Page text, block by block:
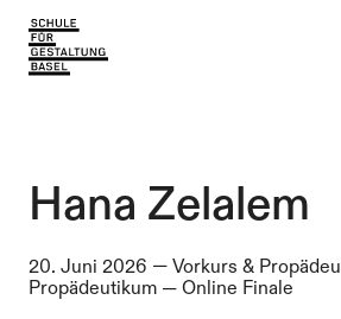
Einblicke
Lernen &
Aktuell
Lernen &
Über uns
Hana Zelalem
20. Juni 2026 — Vorkurs &
Propädeutikum — Online Finale